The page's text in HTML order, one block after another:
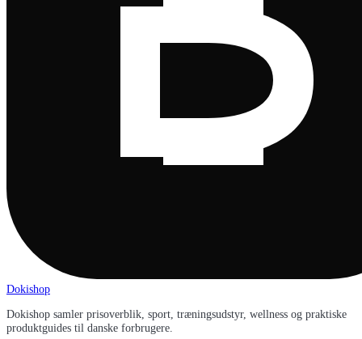
Dokishop
Dokishop samler prisoverblik, sport, træningsudstyr, wellness og praktiske
produktguides til danske forbrugere.